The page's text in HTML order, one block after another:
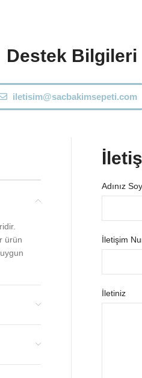
Destek Bilgileri
iletisim@sacbakimsepeti.com
ürün
Adınız
İletişim
İletiniz